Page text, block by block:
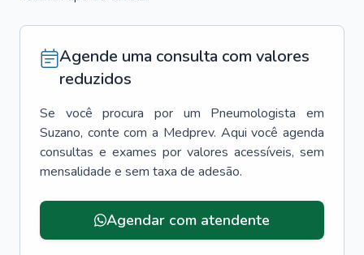
Agende uma consulta com valores
reduzidos
Se você procura por um Pneumologista
em
Suzano, conte com a Medprev. Aqui você agenda
consultas e exames por valores acessíveis, sem
mensalidade e sem taxa de adesão.
Agendar com atendente